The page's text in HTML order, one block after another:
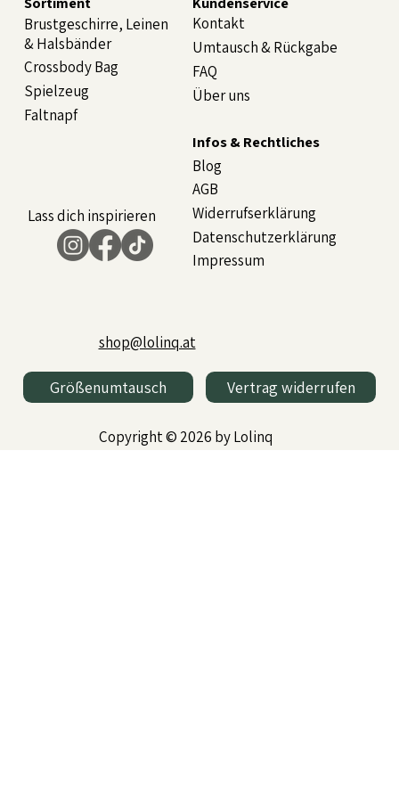
Brustgeschirre, Leinen
& Halsbänder
Crossbody Bag
Spielzeug
Faltnapf
Kontakt
Über uns
Umtausch & Rückgabe
FAQ
shop@lolinq.at
Größenumtausch Vertrag widerrufen
Copyright © 2026 by Lolinq
Infos & Rechtliches
Blog
AGB
Widerrufserklärung
Datenschutzerklärung
Impressum
Lass dich inspirieren